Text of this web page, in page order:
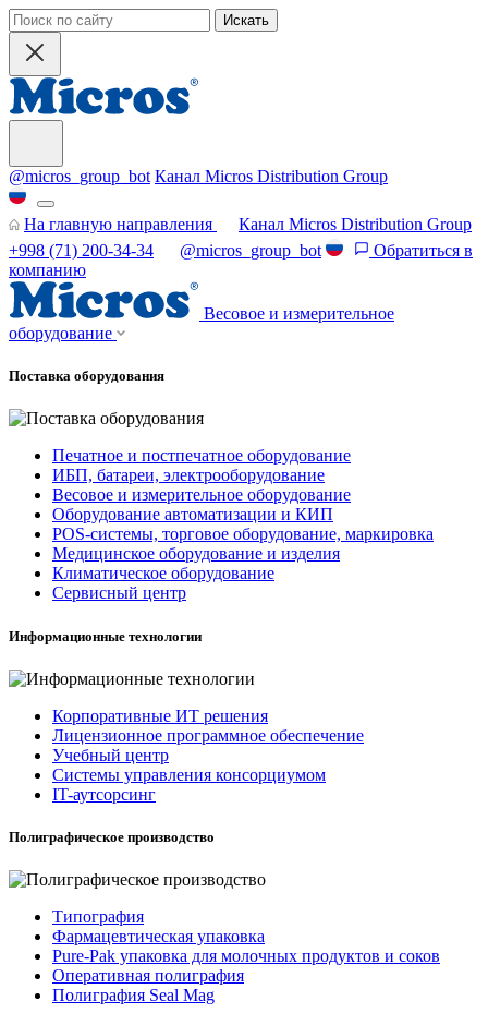
Искать
@micros_group_bot Канал Micros Distribution Group
На главную направления
Канал Micros Distribution Group
+998 (71) 200-34-34
@micros_group_bot
Обратиться в
компанию
Весовое и измерительное
оборудование
Поставка оборудования
Печатное и постпечатное оборудование
ИБП, батареи, электрооборудование
Весовое и измерительное оборудование
Оборудование автоматизации и КИП
POS-системы, торговое оборудование, маркировка
Медицинское оборудование и изделия
Климатическое оборудование
Сервисный центр
Информационные технологии
Корпоративные ИТ решения
Лицензионное программное обеспечение
Учебный центр
Системы управления консорциумом
IT-аутсорсинг
Полиграфическое производство
Типография
Фармацевтическая упаковка
Pure-Pak упаковка для молочных продуктов и соков
Оперативная полиграфия
Полиграфия Seal Mag